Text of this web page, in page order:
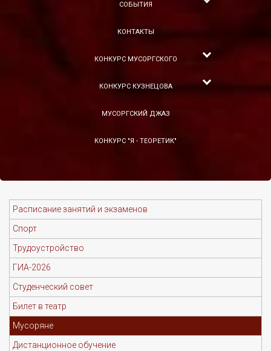
СОБЫТИЯ
КОНТАКТЫ
КОНКУРС МУСОРГСКОГО
КОНКУРС КУЗНЕЦОВА
МУСОРГСКИЙ ДЖАЗ
КОНКУРС "Я - ТЕОРЕТИК"
Расписание занятий и экзаменов
Спорт
Трудоустройство
ГИА-2026
Студенческий совет
Билет в театр
Мусоряне
Дистанционное обучение